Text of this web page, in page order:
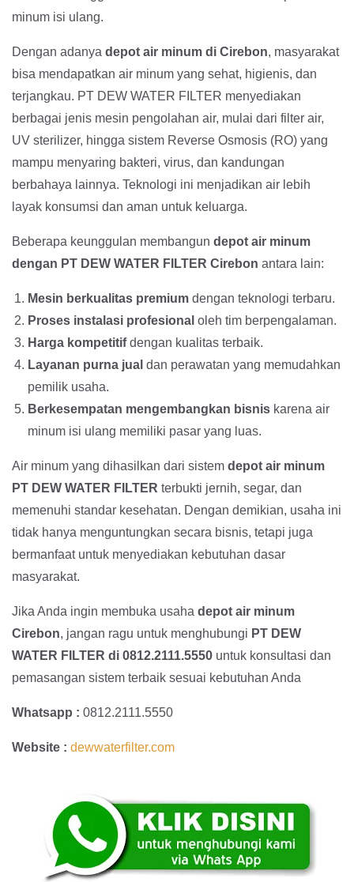
minum isi ulang.
Dengan adanya depot air minum di Cirebon, masyarakat
bisa mendapatkan air minum yang sehat, higienis, dan
terjangkau. PT DEW WATER FILTER menyediakan
berbagai jenis mesin pengolahan air, mulai dari filter air,
UV sterilizer, hingga sistem Reverse Osmosis (RO) yang
mampu menyaring bakteri, virus, dan kandungan
berbahaya lainnya. Teknologi ini menjadikan air lebih
layak konsumsi dan aman untuk keluarga.
Beberapa keunggulan membangun depot air minum
dengan PT DEW WATER FILTER Cirebon antara lain:
Mesin berkualitas premium dengan teknologi terbaru.
Proses instalasi profesional oleh tim berpengalaman.
Harga kompetitifdengan kualitas terbaik.
Layanan purna jual dan perawatan yang memudahkan
pemilik usaha.
Berkesempatan mengembangkan bisnis karena air
minum isi ulang memiliki pasar yang luas.
Air minum yang dihasilkan dari sistem depot air minum
PT DEW WATER FILTER terbukti jernih, segar, dan
memenuhi standar kesehatan. Dengan demikian, usaha ini
tidak hanya menguntungkan secara bisnis, tetapi juga
bermanfaat untuk menyediakan kebutuhan dasar
masyarakat.
Jika Anda ingin membuka usaha depot air minum
Cirebon, jangan ragu untuk menghubungi PT DEW
WATER FILTER di 0812.2111.5550 untuk konsultasi dan
pemasangan sistem terbaik sesuai kebutuhan Anda
Whatsapp : 0812.2111.5550
Website : dewwaterfilter.com